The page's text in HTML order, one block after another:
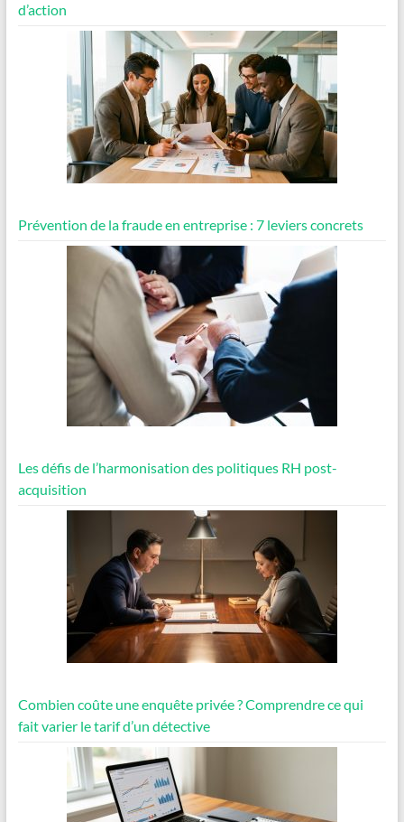
d’action
Prévention de la fraude en entreprise : 7 leviers concrets
Les défis de l’harmonisation des politiques RH post-
acquisition
Combien coûte une enquête privée ? Comprendre ce qui
fait varier le tarif d’un détective